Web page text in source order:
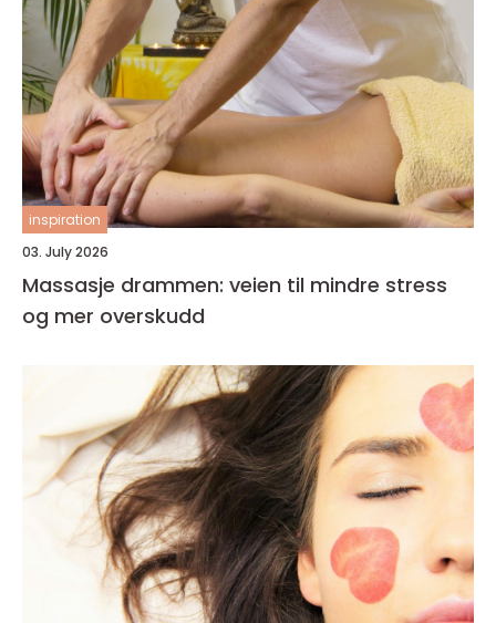
inspiration
03. July 2026
Massasje drammen: veien til mindre stress
og mer overskudd